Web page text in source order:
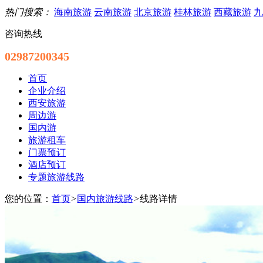
热门搜索： 海南旅游 云南旅游 北京旅游 桂林旅游 西藏旅游
咨询热线
02987200345
首页
企业介绍
西安旅游
周边游
国内游
旅游租车
门票预订
酒店预订
专题旅游线路
您的位置： 首页>国内旅游线路>线路详情